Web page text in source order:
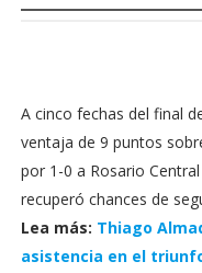
A cinco fechas del final
ventaja de 9 puntos
por 1-0 a Rosario
recuperó chances de
Lea más: Thiago
asistencia en el